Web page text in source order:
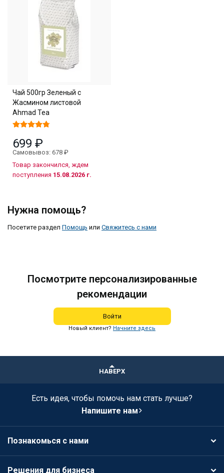
Чай 500гр Зеленый с
Жасмином листовой
Ahmad Tea
699 ₽
Самовывоз: 678 ₽
Товар закончился, ждем
поступления 15.08.2026 г.
Нужна помощь?
Посетите раздел Помощь или Свяжитесь с нами
Посмотрите персонализированные
рекомендации
Войти
Новый клиент? Начните здесь
НАВЕРХ
Есть идея, чтобы помочь нам стать лучше?
Напишите нам
Познакомься с нами
Решения для бизнеса